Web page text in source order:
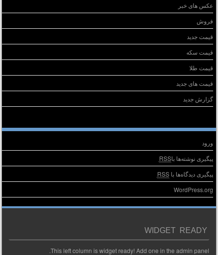
عکس های خبر
فروش
قیمت جدید
قیمت سکه
قیمت طلا
قیمت های جدید
گزارش جدید
ورود
پیگیری نوشته‌ها باRSS
پیگیری دیدگاه‌ها باRSS
WordPress.org
WIDGET READY
This left column is widget ready! Add one in the admin panel.